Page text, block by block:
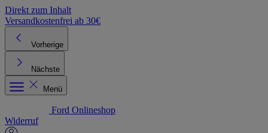
Direkt zum Inhalt
Versandkostenfrei ab 30€
Vorherige
Nächste
Menü
Ford Onlineshop
Widerruf